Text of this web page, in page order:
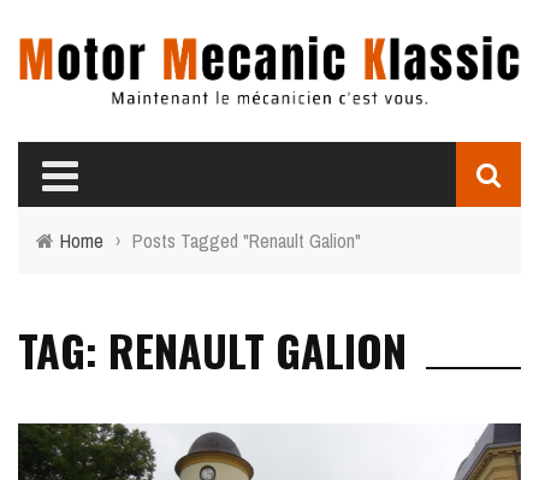
Home › Posts Tagged "Renault Galion"
TAG: RENAULT GALION